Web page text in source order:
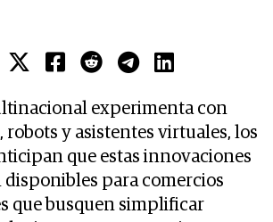
experimenta con
robots y asistentes virtuales, los
que estas innovaciones
para comercios
que busquen simplificar